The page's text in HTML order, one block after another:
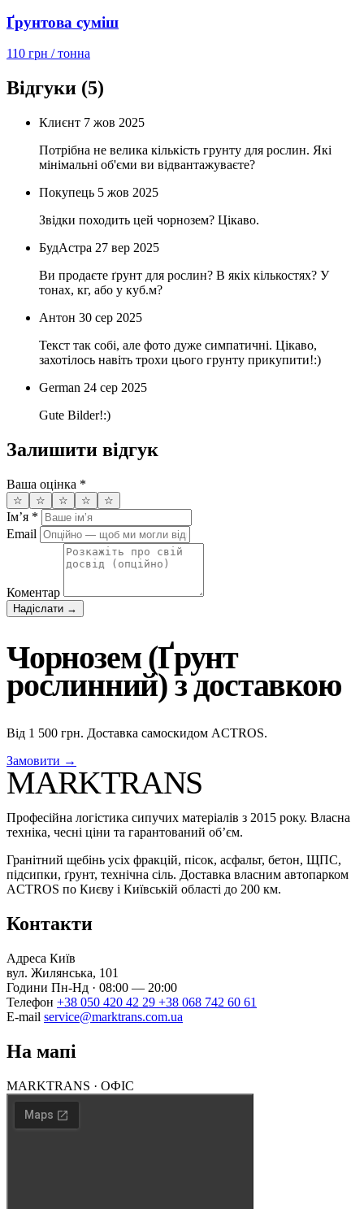
Ґрунтова суміш
110 грн / тонна
Відгуки (5)
Клиєнт 7 жов 2025
Потрібна не велика кількість грунту для рослин. Які
мінімальні об'єми ви відвантажуваєте?
Покупець 5 жов 2025
Звідки походить цей чорнозем? Цікаво.
БудАстра 27 вер 2025
Ви продаєте ґрунт для рослин? В якіх кількостях? У
тонах, кг, або у куб.м?
Антон 30 сер 2025
Текст так собі, але фото дуже симпатичні. Цікаво,
захотілось навіть трохи цього грунту прикупити!:)
German 24 сер 2025
Gute Bilder!:)
Залишити відгук
Ваша оцінка *
☆ ☆ ☆ ☆ ☆
Імʼя *
Email
Коментар
Надіслати →
Чорнозем (Ґрунт
рослинний) з доставкою
Від 1 500 грн. Доставка самоскидом ACTROS.
Замовити →
MARKTRANS
Професійна логістика сипучих матеріалів з 2015 року. Власна
техніка, чесні ціни та гарантований об’єм.
Гранітний щебінь усіх фракцій, пісок, асфальт, бетон, ЩПС,
підсипки, ґрунт, технічна сіль. Доставка власним автопарком
ACTROS по Києву і Київській області до 200 км.
Контакти
Адреса Київ
вул. Жилянська, 101
Години Пн-Нд · 08:00 — 20:00
Телефон +38 050 420 42 29 +38 068 742 60 61
E-mail service@marktrans.com.ua
На мапі
MARKTRANS · ОФІС